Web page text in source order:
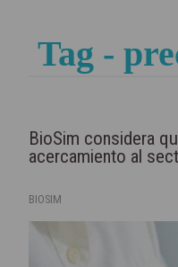
Tag -
BioSim considera
acercamiento al
BIOSIM